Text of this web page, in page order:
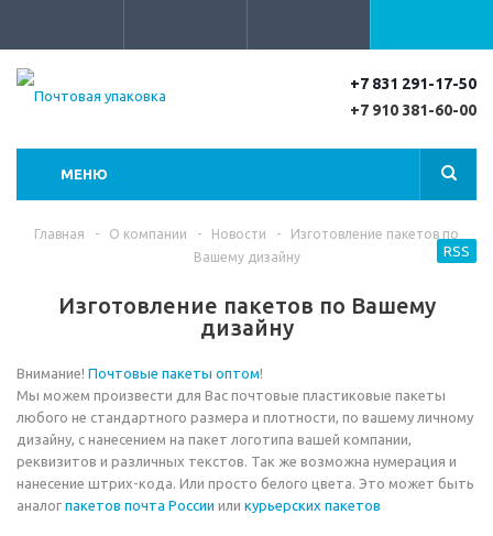
+7 831 291-17-50
+7 910 381-60-00
МЕНЮ
Главная - О компании - Новости -
Изготовление пакетов по
Вашему дизайну
Изготовление пакетов по Вашему
дизайну
RSS
Внимание! Почтовые пакеты оптом!
Мы можем произвести для Вас почтовые пластиковые пакеты
любого не стандартного размера и плотности, по вашему личному
дизайну, с нанесением на пакет логотипа вашей компании,
реквизитов и различных текстов. Так же возможна нумерация и
нанесение штрих-кода. Или просто белого цвета. Это может быть
аналог пакетов почта России или курьерских пакетов